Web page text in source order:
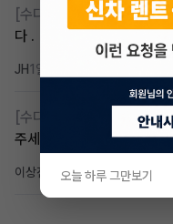
[수다방]
다 .
JH1일 전
[수다방]
Gv70 승계자분
주세요
이상진 5일 전조회 200댓글 1
오늘 하루 그만보기